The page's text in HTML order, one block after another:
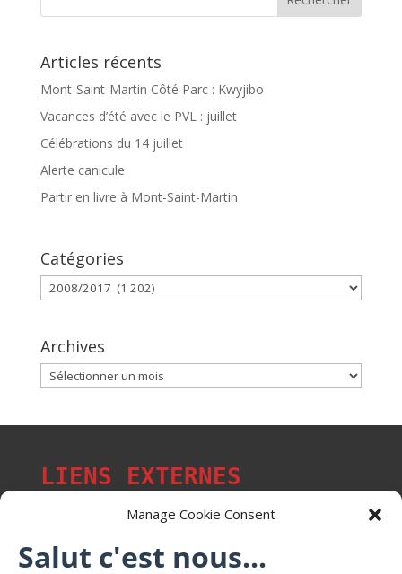
Manage Cookie Consent
Salut c'est nous...
Articles récents
Mont-Saint-Martin Côté Parc : Kwyjibo
Vacances d’été avec le PVL : juillet
Célébrations du 14 juillet
Alerte canicule
Partir en livre à Mont-Saint-Martin
Catégories
Catégories
Archives
Archives
LIENS EXTERNES